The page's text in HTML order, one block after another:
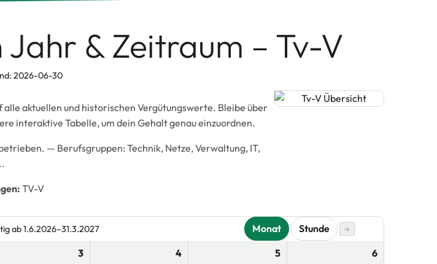
& Zeitraum – Tv-V
2026-06-30
aktuellen und historischen Vergütungswerte. Bleibe über
interaktive Tabelle, um dein Gehalt genau einzuordnen.
— Berufsgruppen: Technik, Netze, Verwaltung, IT,
TV-V
ab 1.6.2026–31.3.2027 Monat Stunde →
3 4 5 6